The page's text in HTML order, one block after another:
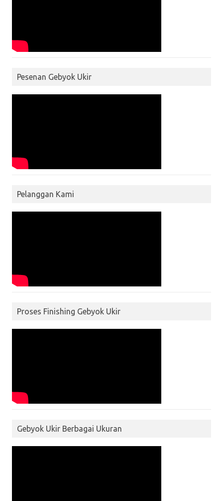
Pesenan Gebyok Ukir
Pelanggan Kami
Proses Finishing Gebyok Ukir
Gebyok Ukir Berbagai Ukuran